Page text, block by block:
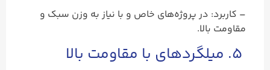
– کاربرد: در پروژه‌های خاص و با نیاز به وزن سبک و
مقاومت بالا.